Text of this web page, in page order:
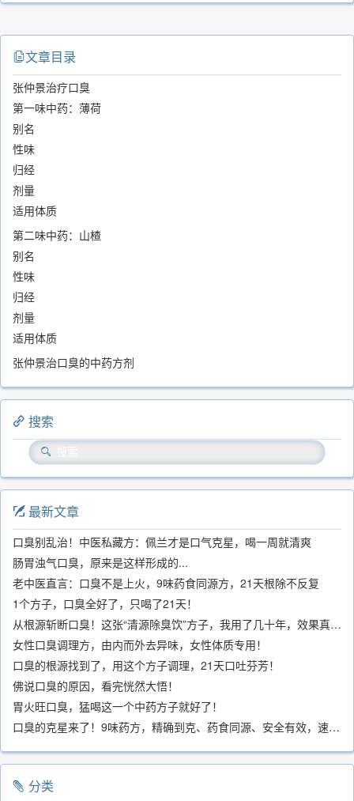
文章目录
张仲景治疗口臭
第一味中药：薄荷
别名
性味
归经
剂量
适用体质
第二味中药：山楂
别名
性味
归经
剂量
适用体质
张仲景治口臭的中药方剂
搜索
最新文章
口臭别乱治！中医私藏方：佩兰才是口气克星，喝一周就清爽
肠胃浊气口臭，原来是这样形成的...
老中医直言：口臭不是上火，9味药食同源方，21天根除不反复
1个方子，口臭全好了，只喝了21天！
从根源斩断口臭！这张“清源除臭饮”方子，我用了几十年，效果真不错
女性口臭调理方，由内而外去异味，女性体质专用！
口臭的根源找到了，用这个方子调理，21天口吐芬芳！
佛说口臭的原因，看完恍然大悟！
胃火旺口臭，猛喝这一个中药方子就好了！
口臭的克星来了！9味药方，精确到克、药食同源、安全有效，速看！
分类